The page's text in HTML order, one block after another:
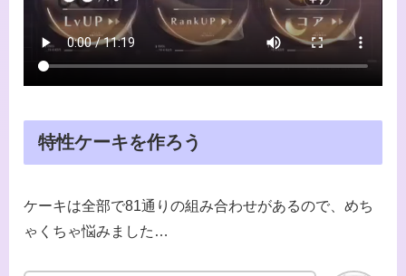
特性ケーキを作ろう
ケーキは全部で81通りの組み合わせがあるので、めち
ゃくちゃ悩みました…